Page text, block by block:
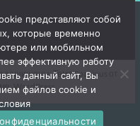
защищены. ТемаSpacious
WordPress
представляют собой
которые временно
или мобильном
эффективную работу
данный сайт, Вы
файлов cookie и